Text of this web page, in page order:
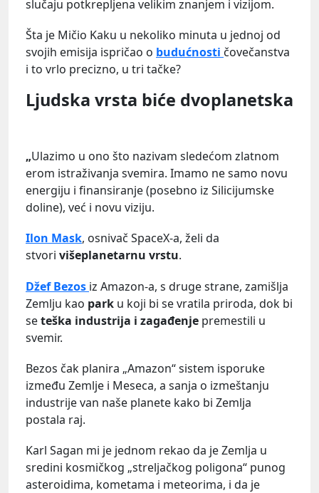
slučaju potkrepljena velikim znanjem i vizijom.
Šta je Mičio Kaku u nekoliko minuta u jednoj od
svojih emisija ispričao o budućnosti čovečanstva
i to vrlo precizno, u tri tačke?
Ljudska vrsta biće dvoplanetska
„Ulazimo u ono što nazivam sledećom zlatnom
erom istraživanja svemira. Imamo ne samo novu
energiju i finansiranje (posebno iz Silicijumske
doline), već i novu viziju.
Ilon Mask, osnivač SpaceX-a, želi da
stvori višeplanetarnu vrstu.
Džef Bezos iz Amazon-a, s druge strane, zamišlja
Zemlju kao park u koji bi se vratila priroda, dok bi
seteška industrija i zagađenje premestili u
svemir.
Bezos čak planira „Amazon“ sistem isporuke
između Zemlje i Meseca, a sanja o izmeštanju
industrije van naše planete kako bi Zemlja
postala raj.
Karl Sagan mi je jednom rekao da je Zemlja u
sredini kosmičkog „streljačkog poligona“ punog
asteroidima, kometama i meteorima, i da je